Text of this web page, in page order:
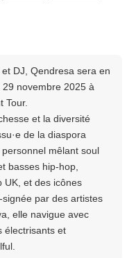
DJ, Qendresa sera en
novembre 2025 à
Tour.
et la diversité
de la diaspora
mêlant soul
basses hip-hop,
UK, et des icônes
par des artistes
elle navigue avec
électrisants et